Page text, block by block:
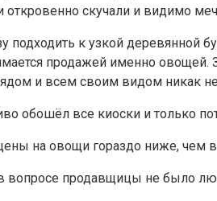
откровенно скучали и видимо
подходить к узкой деревянной
продажей именно
и всем своим видом никак
обошёл все киоски и только
на овощи гораздо ниже, чем
продавщицы не было